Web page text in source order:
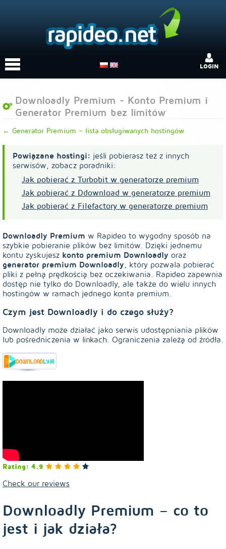
LOGIN
Downloadly Premium - Konto Premium i
Generator Premium bez limitów
← Generator Premium – lista obsługiwanych hostingów
Powiązane hostingi: jeśli pobierasz też z innych
serwisów, zobacz poradniki:
Jak pobierać z Turbobit w generatorze premium
Jak pobierać z Ddownload w generatorze premium
Jak pobierać z Filefactory w generatorze premium
Downloadly Premium w Rapideo to wygodny sposób na
szybkie pobieranie plików bez limitów. Dzięki jednemu
kontu zyskujesz konto premium Downloadly oraz
generator premium Downloadly, który pozwala pobierać
pliki z pełną prędkością bez oczekiwania. Rapideo zapewnia
dostęp nie tylko do Downloadly, ale także do wielu innych
hostingów w ramach jednego konta premium.
Czym jest Downloadly i do czego służy?
Downloadly może działać jako serwis udostępniania plików
lub pośredniczenia w linkach. Ograniczenia zależą od źródła.
Rating: 4.9
Check our reviews
Downloadly Premium – co to
jest i jak działa?